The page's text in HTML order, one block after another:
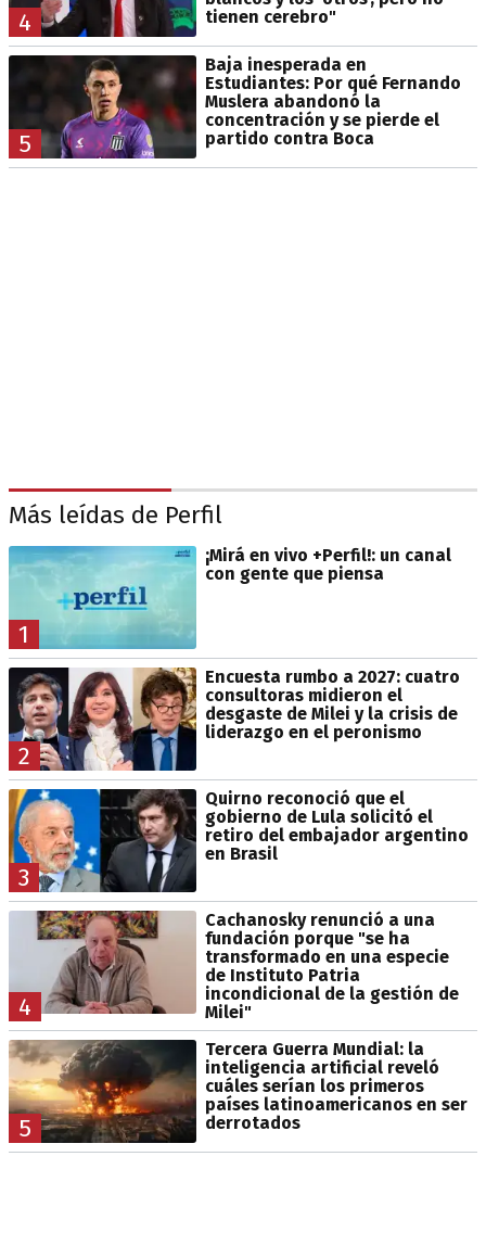
4
tienen cerebro"
5
Baja inesperada en
Estudiantes: Por qué Fernando
Muslera abandonó la
concentración y se pierde el
partido contra Boca
Más leídas de Perfil
1
¡Mirá en vivo +Perfil!: un canal
con gente que piensa
2
Encuesta rumbo a 2027: cuatro
consultoras midieron el
desgaste de Milei y la crisis de
liderazgo en el peronismo
3
Quirno reconoció que el
gobierno de Lula solicitó el
retiro del embajador argentino
en Brasil
4
Cachanosky renunció a una
fundación porque "se ha
transformado en una especie
de Instituto Patria
incondicional de la gestión de
Milei"
5
Tercera Guerra Mundial: la
inteligencia artificial reveló
cuáles serían los primeros
países latinoamericanos en ser
derrotados